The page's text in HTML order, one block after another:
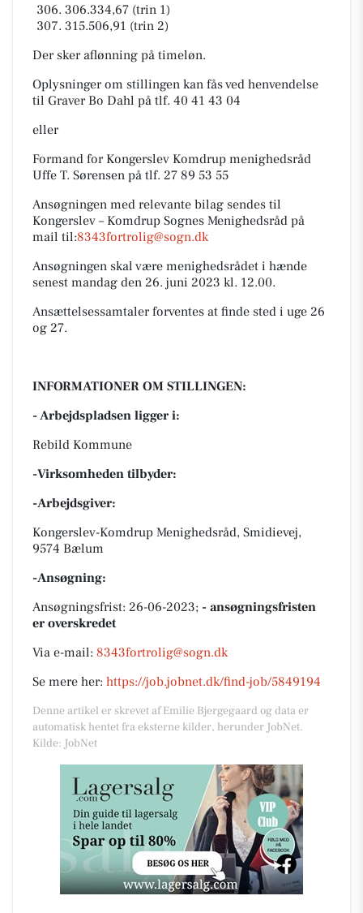
306.334,67 (trin 1)
315.506,91 (trin 2)
Der sker aflønning på timeløn.
Oplysninger om stillingen kan fås ved henvendelse
til Graver Bo Dahl på tlf. 40 41 43 04
eller
Formand for Kongerslev Komdrup menighedsråd
Uffe T. Sørensen på tlf. 27 89 53 55
Ansøgningen med relevante bilag sendes til
Kongerslev – Komdrup Sognes Menighedsråd på
mail til:8343fortrolig@sogn.dk
Ansøgningen skal være menighedsrådet i hænde
senest mandag den 26. juni 2023 kl. 12.00.
Ansættelsessamtaler forventes at finde sted i uge 26
og 27.
INFORMATIONER OM STILLINGEN:
- Arbejdspladsen ligger i:
Rebild Kommune
-Virksomheden tilbyder:
-Arbejdsgiver:
Kongerslev-Komdrup Menighedsråd, Smidievej,
9574 Bælum
-Ansøgning:
Ansøgningsfrist: 26-06-2023; - ansøgningsfristen
er overskredet
Via e-mail: 8343fortrolig@sogn.dk
Se mere her: https://job.jobnet.dk/find-job/5849194
Denne artikel er skrevet af Emilie Bjergegaard og data er
automatisk hentet fra eksterne kilder, herunder JobNet.
Kilde: JobNet